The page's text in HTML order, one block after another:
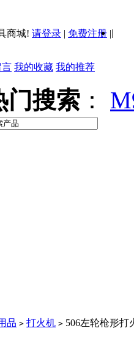
商城! 请登录 | 免费注册 ||
言 我的收藏 我的推荐
门搜索 ：
品 > 打火机 > 506左轮枪形打